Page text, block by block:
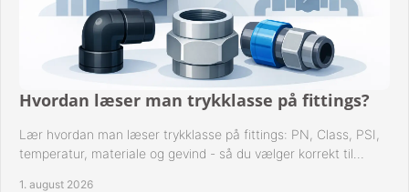
Hvordan læser man trykklasse på fittings?
Lær hvordan man læser trykklasse på fittings: PN, Class, PSI,
temperatur, materiale og gevind - så du vælger korrekt til
1. august 2026